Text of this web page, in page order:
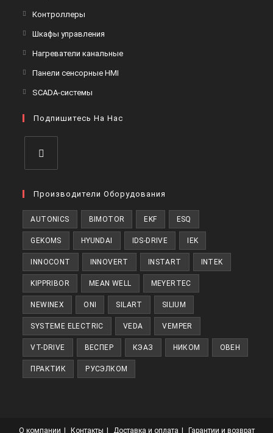
вкладке
Контроллеры
вкладке
Шкафы управления
вкладке
Нагреватели канальныеОткроется
Панели сенсорные HMI
вкладке
SCADA-системы
новой
Подпишитесь На Нас
в
вкладке
Производители Оборудования
AUTONICS BIMOTOR EKF ESQ
GEKOMS HYUNDAI IDS-DRIVE IEK
INNOCONT INNOVERT INSTART INTEK
KIPPRIBOR MEAN WELL MEYERTEC
NEWINEX ONI SILART SILIUM
SYSTEME ELECTRIC VEDA VEMPER
VT-DRIVE ВЕСПЕР КЭАЗ НИКОМ ОВЕН
ПРАКТИК РУСЭЛКОМ
О компании Контакты Доставка и оплата Гарантии и возврат